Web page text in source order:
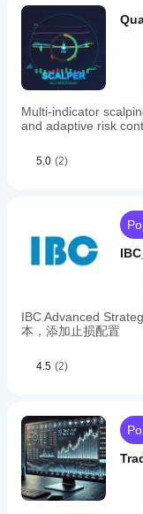
close
RR
level
and
percentage,
breakeven
RR
level
and
offset,
execution
executions
day.
Multi-indicator
and adaptive risk
5.0 (2)
IBC Advanced
本，添加止损配置
4.5 (2)